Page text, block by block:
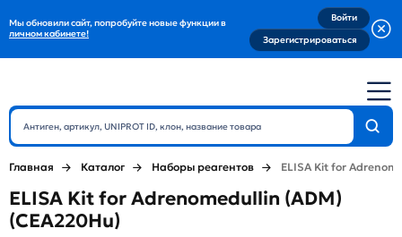
Мы обновили сайт, попробуйте новые функции в
личном кабинете!
Войти
Зарегистрироваться
Главная Каталог Наборы реагентов ELISA Kit for
ELISA Kit for Adrenomedullin (ADM)
(CEA220Hu)